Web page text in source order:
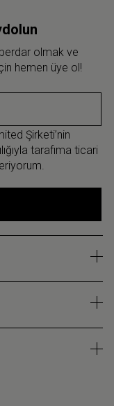
olmak ve
hemen üye ol!
Şirketi’nin
tarafıma ticari